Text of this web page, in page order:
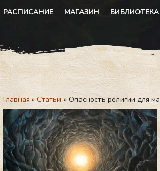
РАСПИСАНИЕ МАГАЗИН БИБЛИОТЕКА
Главная Статьи Опасность религии для